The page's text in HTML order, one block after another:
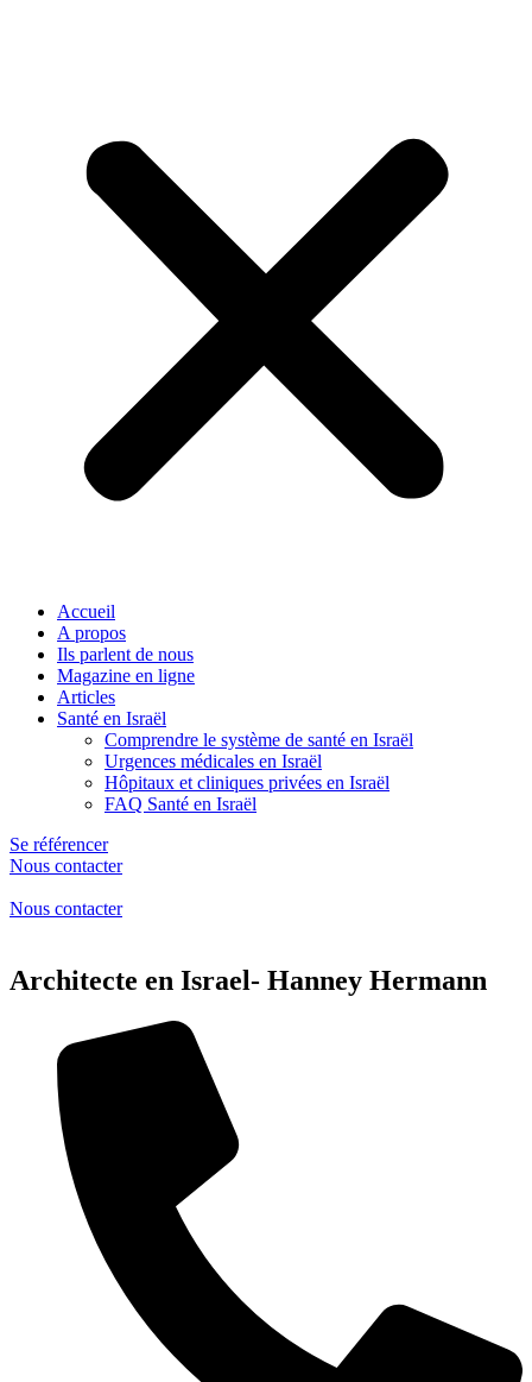
Accueil
A propos
Ils parlent de nous
Magazine en ligne
Articles
Santé en Israël
Comprendre le système de santé en Israël
Urgences médicales en Israël
Hôpitaux et cliniques privées en Israël
FAQ Santé en Israël
Se référencer
Nous contacter
Nous contacter
Architecte en Israel- Hanney Hermann